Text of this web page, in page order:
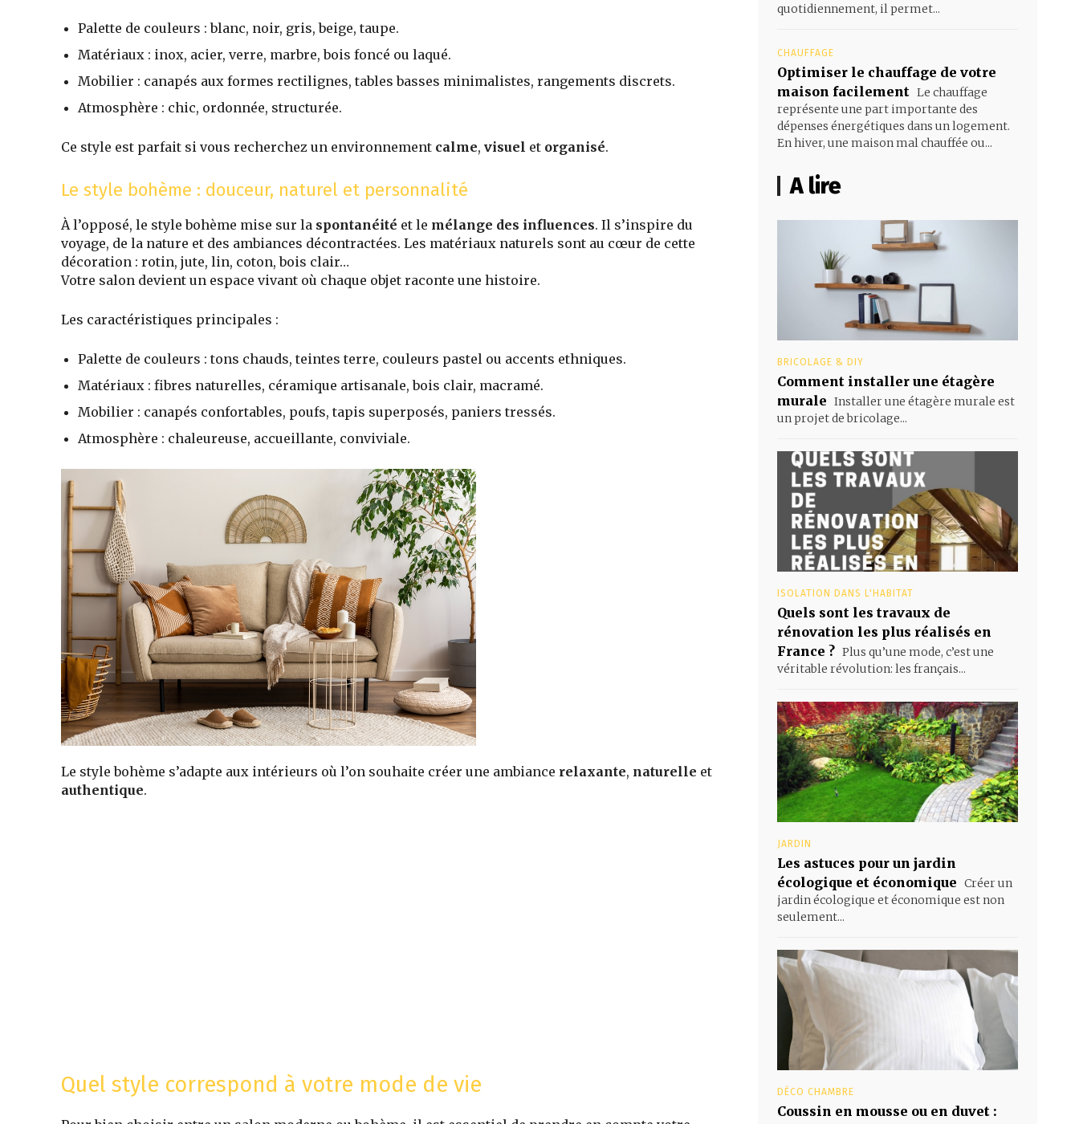
Palette de couleurs : blanc, noir, gris, beige, taupe.
Matériaux : inox, acier, verre, marbre, bois foncé ou laqué.
Mobilier : canapés aux formes rectilignes, tables basses minimalistes, rangements discrets.
Atmosphère : chic, ordonnée, structurée.
Ce style est parfait si vous recherchez un environnement calme, visuel et organisé.
Le style bohème : douceur, naturel et personnalité
À l’opposé, le style bohème mise sur la spontanéité et le mélange des influences. Il s’inspire du
voyage, de la nature et des ambiances décontractées. Les matériaux naturels sont au cœur de cette
décoration : rotin, jute, lin, coton, bois clair…
Votre salon devient un espace vivant où chaque objet raconte une histoire.
Les caractéristiques principales :
Palette de couleurs : tons chauds, teintes terre, couleurs pastel ou accents ethniques.
Matériaux : fibres naturelles, céramique artisanale, bois clair, macramé.
Mobilier : canapés confortables, poufs, tapis superposés, paniers tressés.
Atmosphère : chaleureuse, accueillante, conviviale.
Le style bohème s’adapte aux intérieurs où l’on souhaite créer une ambiance relaxante, naturelle et
authentique.
Quel style correspond à votre mode de vie
quotidiennement, il permet...
CHAUFFAGE
Optimiser le chauffage de votre
maison facilement Le chauffage
représente une part importante des
dépenses énergétiques dans un logement.
En hiver, une maison mal chauffée ou...
A lire
BRICOLAGE & DIY
Comment installer une étagère
murale Installer une étagère murale est
un projet de bricolage...
ISOLATION DANS L'HABITAT
Quels sont les travaux de
rénovation les plus réalisés en
France ? Plus qu’une mode, c’est une
véritable révolution: les français...
JARDIN
Les astuces pour un jardin
écologique et économique Créer un
jardin écologique et économique est non
seulement...
DÉCO CHAMBRE
Coussin en mousse ou en duvet :